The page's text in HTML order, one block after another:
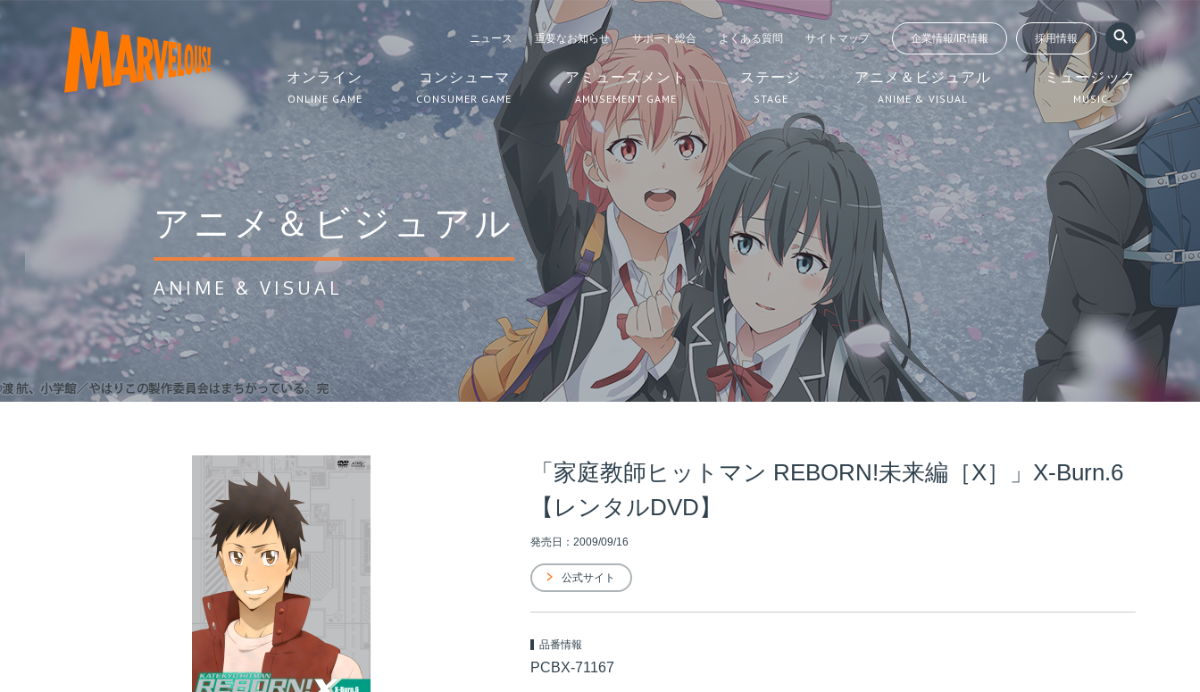
ニュース 重要なお知らせ サポート総合 よくある質問 サイトマップ 企業情報/IR情報 採用情報
オンライン
ONLINE GAME
コンシューマ
CONSUMER GAME
アミューズメント
AMUSEMENT GAME
ステージ
STAGE
アニメ＆ビジュアル
ANIME & VISUAL
ミュージック
MUSIC
アニメ＆ビジュアル
ANIME & VISUAL
「家庭教師ヒットマン REBORN!未来編［X］」X-Burn.6
【レンタルDVD】
発売日：2009/09/16
公式サイト
品番情報
PCBX-71167